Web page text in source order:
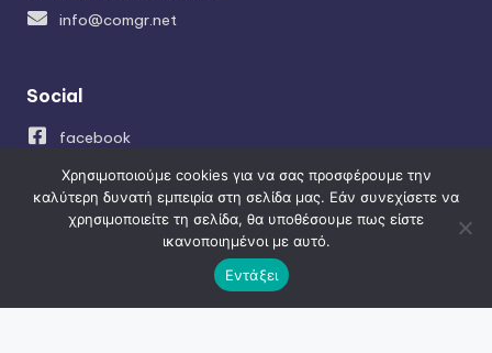
info@comgr.net
Social
facebook
instagram
Κατασκευή ιστοσελίδων
Χρησιμοποιούμε cookies για να σας προσφέρουμε την
καλύτερη δυνατή εμπειρία στη σελίδα μας. Εάν συνεχίσετε να
χρησιμοποιείτε τη σελίδα, θα υποθέσουμε πως είστε
ικανοποιημένοι με αυτό.
Εντάξει